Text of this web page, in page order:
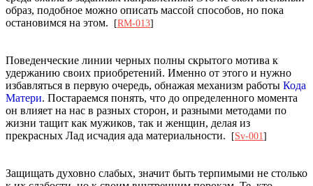
образ, подобное можно описать массой способов, но пока
остановимся на этом.
[RM-013]
Поведенческие линии черных полны скрытого мотива к
удержанию своих приобретений. Именно от этого и нужно
избавляться в первую очередь, обнажая механизм работы Кода
Матери. Постараемся понять, что до определенного момента
он влияет на нас в разных сторон, и разными методами по
жизни тащит как мужиков, так и женщин, делая из
прекрасных Лад исчадия ада материальности.
[Sv-001 ]
Защищать духовно слабых, значит быть терпимыми не столько